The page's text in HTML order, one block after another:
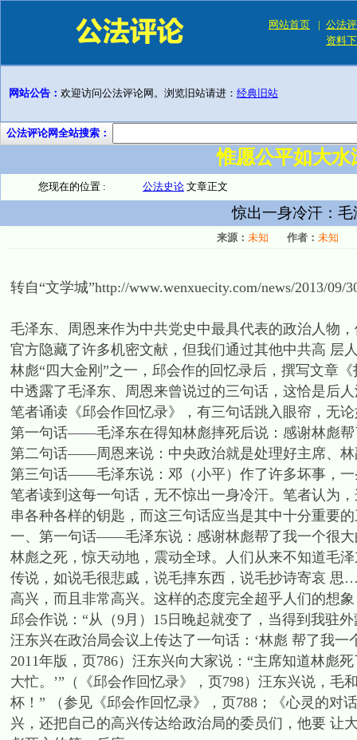
网站首页 | 公法
资料
网站公告： 欢迎访问公法评论网。浏览旧站请进： 经典旧站
公法评论网全站搜索：
惟愿公平如大
您现在的位置 : 公法史论 文章正文
惊出一身冷汗：
来源： 未知 作者： 未知
转自“文学城”http://www.wenxuecity.com/news/2013/09/
毛泽东、周恩来作为中共党史中最具代表的政治人物
官方隐藏了许多机密文献，但我们通过其他中共高 层
林彪“四大金刚”之一，邱会作的回忆录后，撰写文章
中透露了毛泽东、周恩来曾说过的三句话，这恰是后
笔者诵读《邱会作回忆录》，有三句话跳入眼帘，无
第一句话——毛泽东在得知林彪摔死后说：感谢林彪帮
第二句话——周恩来说：中央政治就是处理好主席、林
第三句话——毛泽东说：邓（小平）作了许多坏事，
笔者读到这每一句话，无不惊出一身冷汗。笔者认为
串各种各样的钥匙，而这三句话应当是其中十分重要
一、第一句话——毛泽东说：感谢林彪帮了我一个很大
林彪之死，惊天动地，震动全球。人们从来不知道毛
传说，如说毛很悲戚，说毛摔东西，说毛抄诗寄哀
高兴，而且非常高兴。这样的态度完全超乎人们的想
邱会作说：“从（9月）15日晚起就变了，当得到我驻
汪东兴在政治局会议上传达了一句话：‘林彪 帮了我
2011年版，页786）汪东兴向大家说：“主席知道林彪
大忙。’”（《邱会作回忆录》，页798）汪东兴说，
杯！” （参见《邱会作回忆录》，页788；《心灵的
兴，还把自己的高兴传达给政治局的委员们，他要 让